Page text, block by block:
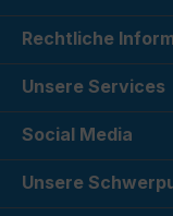
Rechtliche
Unsere Services
Social Media
Unsere